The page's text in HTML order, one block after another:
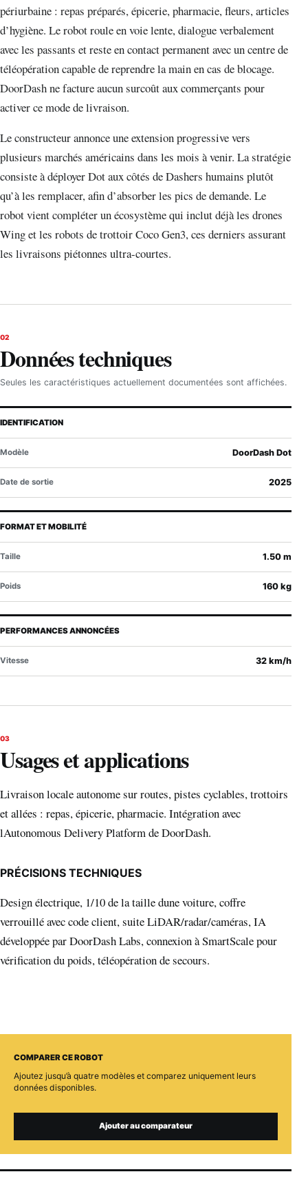
périurbaine : repas préparés, épicerie, pharmacie, fleurs, articles
d’hygiène. Le robot roule en voie lente, dialogue verbalement
avec les passants et reste en contact permanent avec un centre de
téléopération capable de reprendre la main en cas de blocage.
DoorDash ne facture aucun surcoût aux commerçants pour
activer ce mode de livraison.
Le constructeur annonce une extension progressive vers
plusieurs marchés américains dans les mois à venir. La stratégie
consiste à déployer Dot aux côtés de Dashers humains plutôt
qu’à les remplacer, afin d’absorber les pics de demande. Le
robot vient compléter un écosystème qui inclut déjà les drones
Wing et les robots de trottoir Coco Gen3, ces derniers assurant
les livraisons piétonnes ultra-courtes.
02
Données techniques
Seules les caractéristiques actuellement documentées sont affichées.
IDENTIFICATION
Modèle DoorDash Dot
Date de sortie 2025
FORMAT ET MOBILITÉ
Taille 1.50 m
Poids 160 kg
PERFORMANCES ANNONCÉES
Vitesse 32 km/h
03
Usages et applications
Livraison locale autonome sur routes, pistes cyclables, trottoirs
et allées : repas, épicerie, pharmacie. Intégration avec
lAutonomous Delivery Platform de DoorDash.
PRÉCISIONS TECHNIQUES
Design électrique, 1/10 de la taille dune voiture, coffre
verrouillé avec code client, suite LiDAR/radar/caméras, IA
développée par DoorDash Labs, connexion à SmartScale pour
vérification du poids, téléopération de secours.
COMPARER CE ROBOT
Ajoutez jusqu’à quatre modèles et comparez uniquement leurs
données disponibles.
Ajouter au comparateur